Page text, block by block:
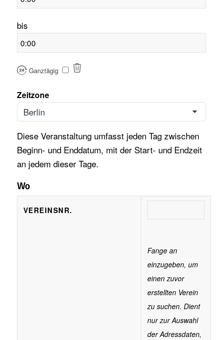
bis
Ganztägig
Zeitzone
Berlin
Diese Veranstaltung umfasst jeden Tag zwischen
Beginn- und Enddatum, mit der Start- und Endzeit
an jedem dieser Tage.
Wo
VEREINSNR.
Fange an
einzugeben, um
einen zuvor
erstellten Verein
zu suchen. Dient
nur zur Auswahl
der Adressdaten,